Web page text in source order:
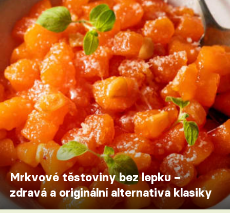
Mrkvové těstoviny bez lepku –
zdravá a originální alternativa klasiky